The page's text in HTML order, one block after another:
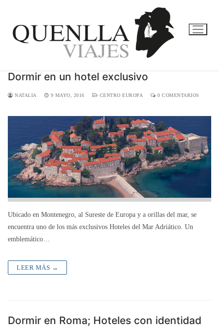
contenido
Dormir en un hotel exclusivo
NATALIA 9 MAYO, 2016 CENTRO EUROPA 0 COMENTARIOS
Ubicado en Montenegro, al Sureste de Europa y a orillas del mar, se
encuentra uno de los más exclusivos Hoteles del Mar Adriático. Un
emblemático…
LEER MÁS →
Dormir en Roma; Hoteles con identidad